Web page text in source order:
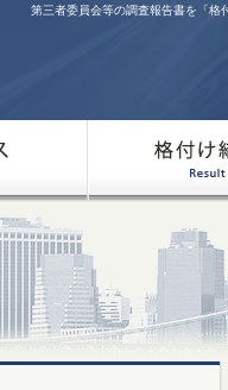
第三者委員会等の調査報告書を「格